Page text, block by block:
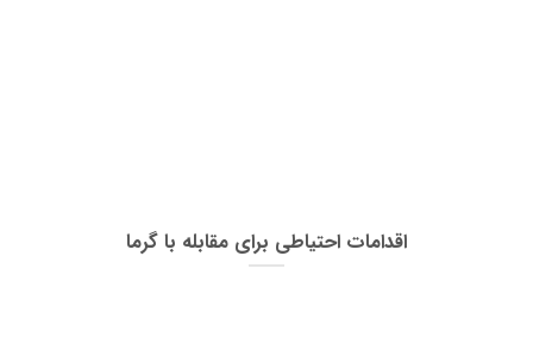
اقدامات احتیاطی برای مقابله با گرما